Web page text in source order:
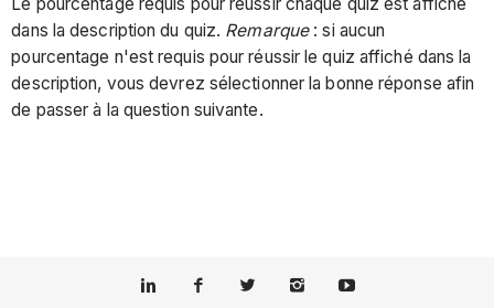
dans la description du quiz. Remarque: si aucun
pourcentage n'est requis pour réussir le quiz affiché dans la
description, vous devrez sélectionner la bonne réponse afin
de passer à la question suivante.